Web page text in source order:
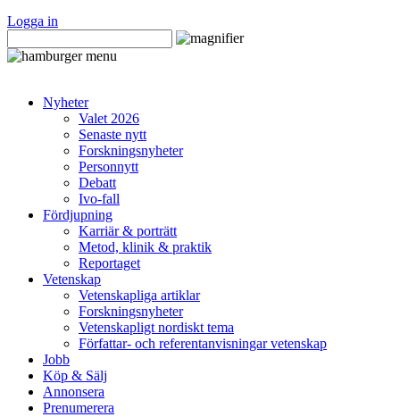
Logga in
Nyheter
Valet 2026
Senaste nytt
Forskningsnyheter
Personnytt
Debatt
Ivo-fall
Fördjupning
Karriär & porträtt
Metod, klinik & praktik
Reportaget
Vetenskap
Vetenskapliga artiklar
Forskningsnyheter
Vetenskapligt nordiskt tema
Författar- och referentanvisningar vetenskap
Jobb
Köp & Sälj
Annonsera
Prenumerera